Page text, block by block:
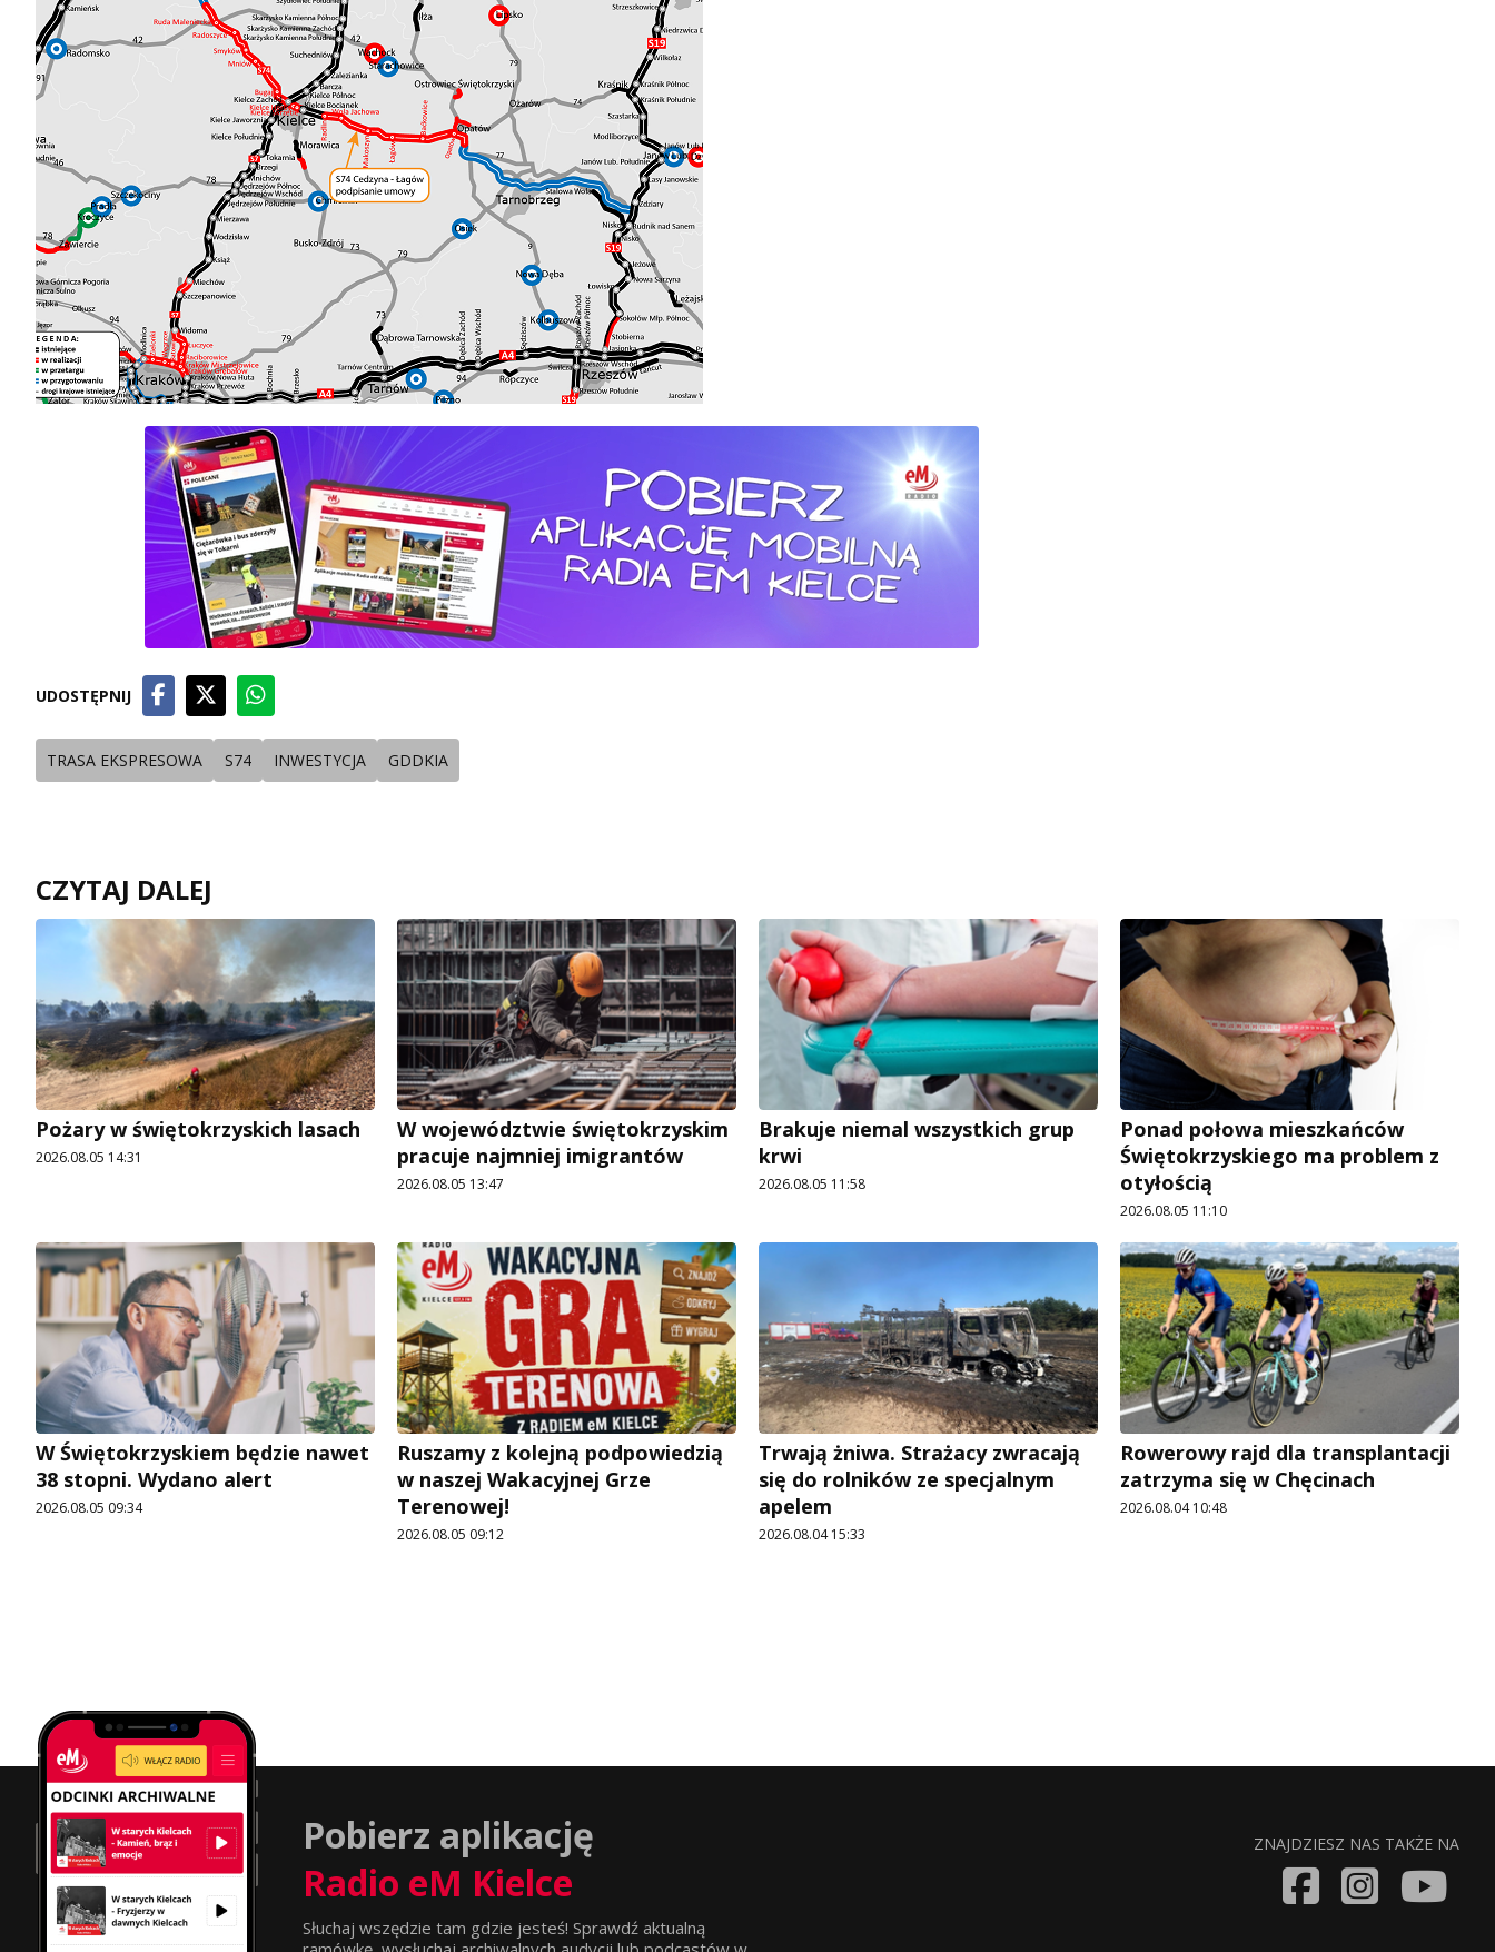
UDOSTĘPNIJ
TRASA EKSPRESOWA S74 INWESTYCJA GDDKIA
CZYTAJ DALEJ
Pożary w świętokrzyskich lasach
2026.08.05 14:31
W województwie świętokrzyskim
pracuje najmniej imigrantów
2026.08.05 13:47
Brakuje niemal wszystkich grup
krwi
2026.08.05 11:58
Ponad połowa mieszkańców
Świętokrzyskiego ma problem z
otyłością
2026.08.05 11:10
W Świętokrzyskiem będzie nawet
38 stopni. Wydano alert
2026.08.05 09:34
Ruszamy z kolejną podpowiedzią
w naszej Wakacyjnej Grze
Terenowej!
2026.08.05 09:12
Trwają żniwa. Strażacy zwracają
się do rolników ze specjalnym
apelem
2026.08.04 15:33
Rowerowy rajd dla transplantacji
zatrzyma się w Chęcinach
2026.08.04 10:48
Pobierz aplikację
Radio eM Kielce
Słuchaj wszędzie tam gdzie jesteś! Sprawdź aktualną
ZNAJDZIESZ NAS TAKŻE NA